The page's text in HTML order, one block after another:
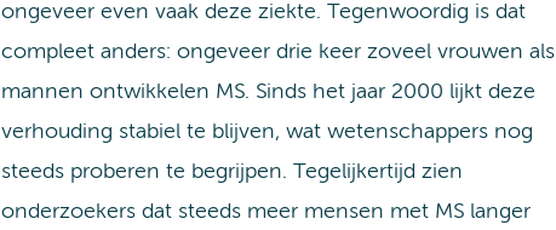
ongeveer even vaak deze ziekte. Tegenwoordig is dat
compleet anders: ongeveer drie keer zoveel vrouwen als
mannen ontwikkelen MS. Sinds het jaar 2000 lijkt deze
verhouding stabiel te blijven, wat wetenschappers nog
steeds proberen te begrijpen. Tegelijkertijd zien
onderzoekers dat steeds meer mensen met MS langer